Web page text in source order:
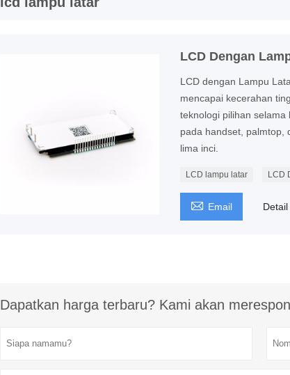
LCD Dengan
LCD dengan Lampu
mencapai kecerahan
teknologi pilihan
pada handset, palmtop,
lima inci.
LCD lampu latar LCD
 Email Detail
Dapatkan harga terbaru? Kami akan